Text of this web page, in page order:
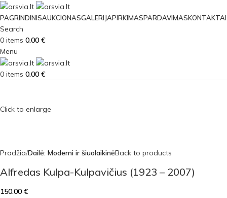
PAGRINDINISAUKCIONASGALERIJAPIRKIMASPARDAVIMASKONTAKTAI
Search
0 items 0.00 €
Menu
0 items 0.00 €
Click to enlarge
Pradžia Dailė: Moderni ir šiuolaikinėBack to products
Alfredas Kulpa-Kulpavičius (1923 – 2007)
150.00 €